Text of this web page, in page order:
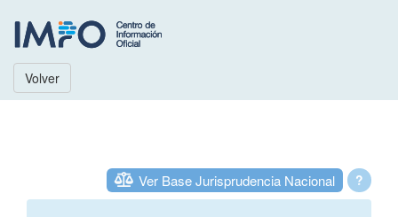
Volver
?
Ver Base Jurisprudencia Nacional